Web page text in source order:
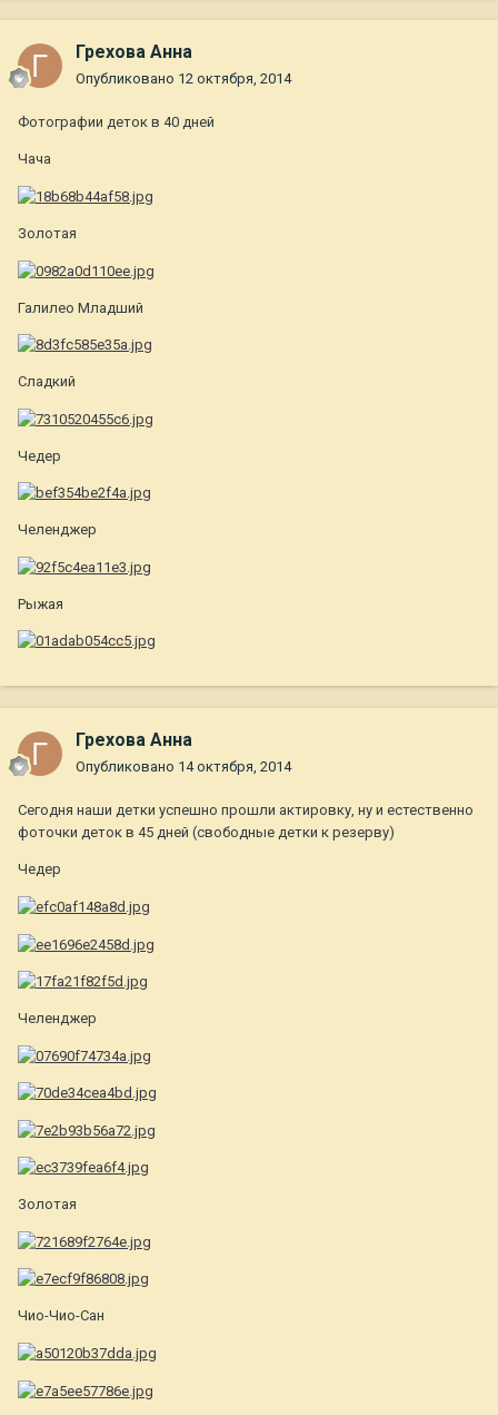
Грехова Анна
Опубликовано 12 октября, 2014
Фотографии деток в 40 дней
Чача
Золотая
Галилео Младший
Сладкий
Чедер
Челенджер
Рыжая
Грехова Анна
Опубликовано 14 октября, 2014
Сегодня наши детки успешно прошли актировку, ну и естественно
фоточки деток в 45 дней (свободные детки к резерву)
Чедер
Челенджер
Золотая
Чио-Чио-Сан